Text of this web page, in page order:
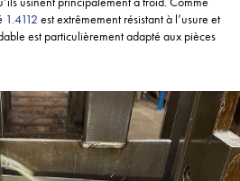
1.4112 est extrêmement résistant à l’usure et
est particulièrement adapté aux pièces